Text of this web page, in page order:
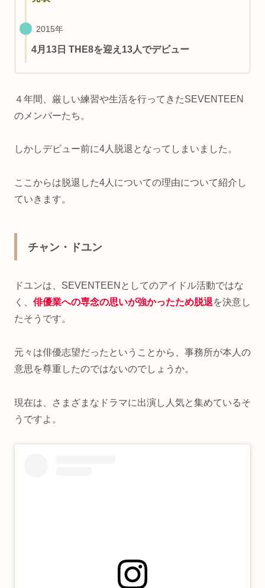
2015年
4月13日 THE8を迎え13人でデビュー
４年間、厳しい練習や生活を行ってきたSEVENTEEN
のメンバーたち。
しかしデビュー前に4人脱退となってしまいました。
ここからは脱退した4人についての理由について紹介し
ていきます。
チャン・ドユン
ドユンは、SEVENTEENとしてのアイドル活動ではな
く、 俳優業への専念の思いが強かったため脱退を決意し
たそうです。
元々は俳優志望だったということから、事務所が本人の
意思を尊重したのではないのでしょうか。
現在は、さまざまなドラマに出演し人気と集めているそ
うですよ。